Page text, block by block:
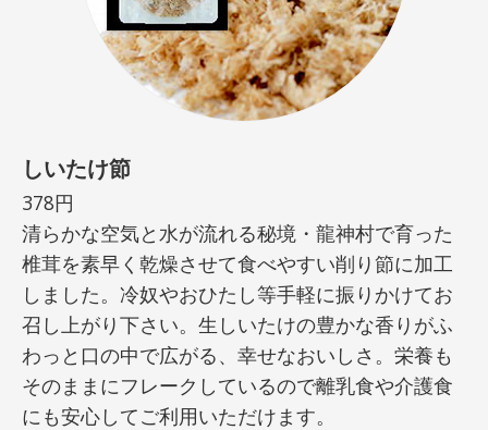
しいたけ節
378円
清らかな空気と水が流れる秘境・龍神村で育った
椎茸を素早く乾燥させて食べやすい削り節に加工
しました。冷奴やおひたし等手軽に振りかけてお
召し上がり下さい。生しいたけの豊かな香りがふ
わっと口の中で広がる、幸せなおいしさ。栄養も
そのままにフレークしているので離乳食や介護食
にも安心してご利用いただけます。